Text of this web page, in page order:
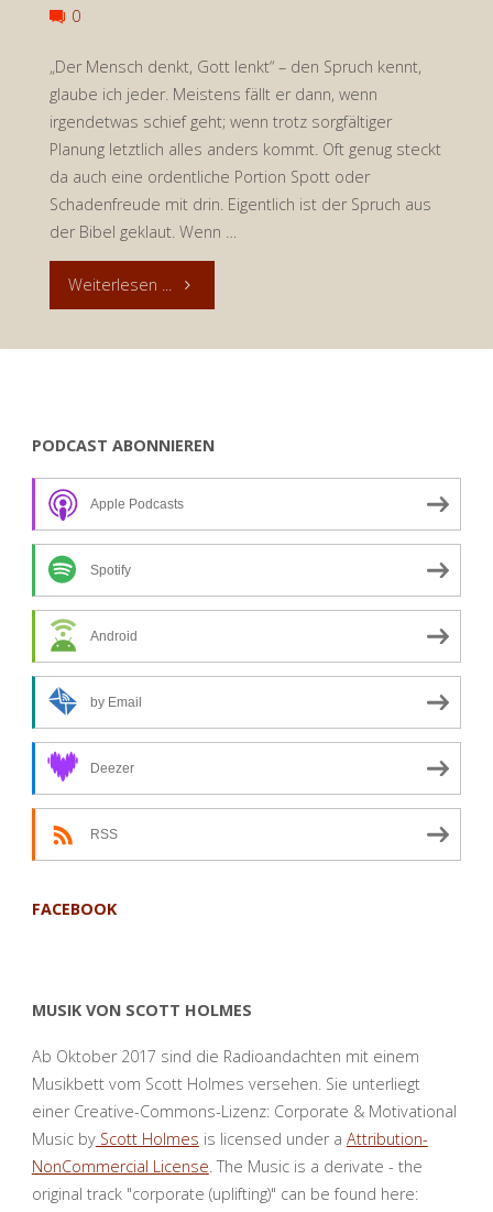
0
„Der Mensch denkt, Gott lenkt“ – den Spruch kennt,
glaube ich jeder. Meistens fällt er dann, wenn
irgendetwas schief geht; wenn trotz sorgfältiger
Planung letztlich alles anders kommt. Oft genug steckt
da auch eine ordentliche Portion Spott oder
Schadenfreude mit drin. Eigentlich ist der Spruch aus
der Bibel geklaut. Wenn …
Weiterlesen ... "Andacht
2020:
denkt,
Gott
PODCAST ABONNIEREN
Apple Podcasts
Spotify
Android
by Email
Deezer
RSS
FACEBOOK
MUSIK VON SCOTT HOLMES
Ab Oktober 2017 sind die Radioandachten mit einem
Musikbett vom Scott Holmes versehen. Sie unterliegt
einer Creative-Commons-Lizenz: Corporate & Motivational
Music byScott Holmes is licensed under a Attribution-
NonCommercial License. The Music is a derivate - the
original track "corporate (uplifting)" can be found here: